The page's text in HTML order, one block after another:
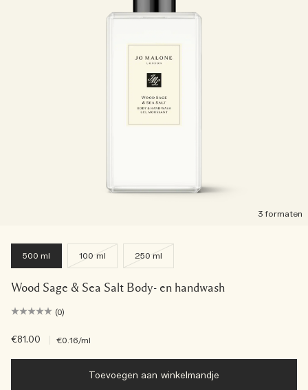
3 formaten
500 ml 100 ml 250 ml
Wood Sage & Sea Salt Body- en handwash
(0)
€81.00 €0.16/ml
Toevoegen aan winkelmandje